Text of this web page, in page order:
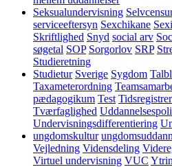
Seksualundervisning
serviceeftersyn Sexchikane
Skriftlighed Snyd social arv
søgetal SOP Sorgorlov SRP
Studieretning
Studietur Sverige Sygdom
Taxameterordning
pædagogikum Test
Tværfaglighed
Undervisningsdifferentiering
ungdomskultur
Vejledning Vidensdeling
Virtuel undervisning VUC